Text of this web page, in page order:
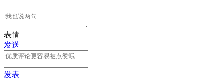
表情
发送
发表